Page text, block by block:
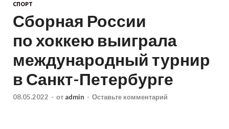
СПОРТ
Сборная России
по хоккею выиграла
международный турнир
в Санкт-Петербурге
08.05.2022 - от admin - Оставьте комментарий